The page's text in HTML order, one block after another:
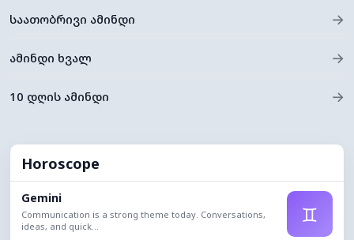
საათობრივი ამინდი →
ამინდი ხვალ →
10 დღის ამინდი →
Horoscope
Gemini
Communication is a strong theme today. Conversations,
ideas, and quick...
♊